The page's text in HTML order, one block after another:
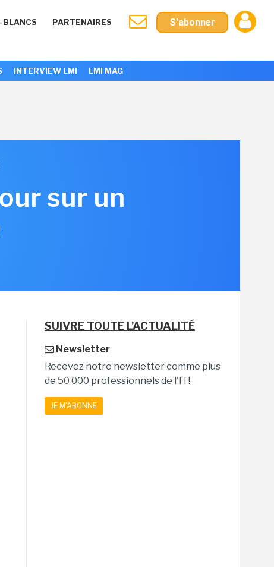
BLANCS PARTENAIRES S'abonner
INTERVIEW LMI LMI MAG
sur un
SUIVRE TOUTE L'ACTUALITÉ
Newsletter
Recevez notre newsletter comme plus
de 50 000 professionnels de l'IT!
JE M'ABONNE